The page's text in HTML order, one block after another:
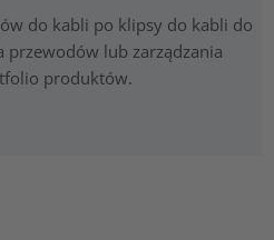
do kabli po klipsy do kabli do
przewodów lub zarządzania
produktów.